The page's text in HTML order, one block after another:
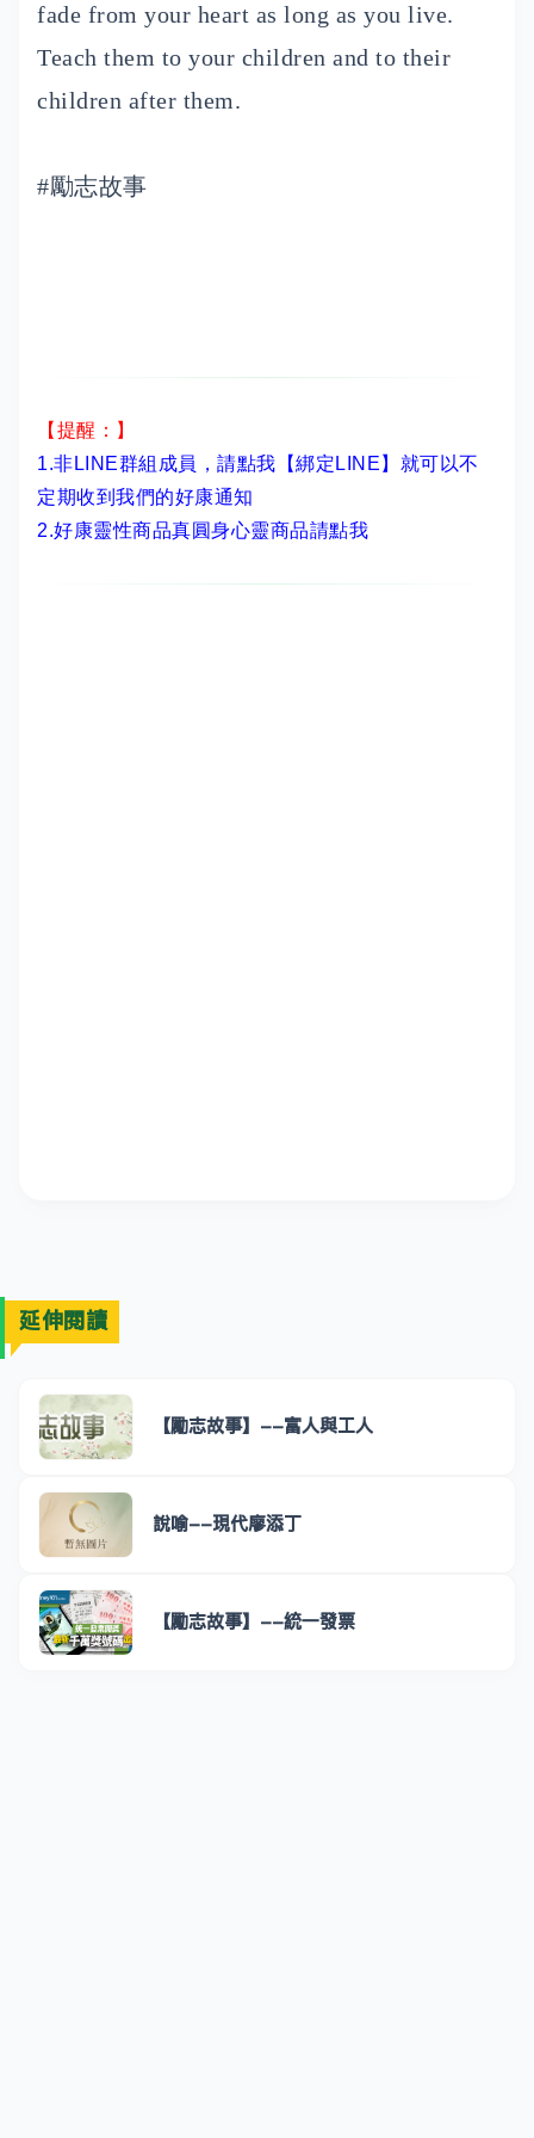
fade from your heart as long as you live.
Teach them to your children and to their
children after them.
#勵志故事
【提醒：】
1.非LINE群組成員， 請點我【綁定LINE】 就可以不
定期收到我們的好康通知
2.好康靈性商品真圓身心靈商品請點我
延伸閱讀
【勵志故事】--富人與工人
說喻--現代廖添丁
【勵志故事】--統一發票